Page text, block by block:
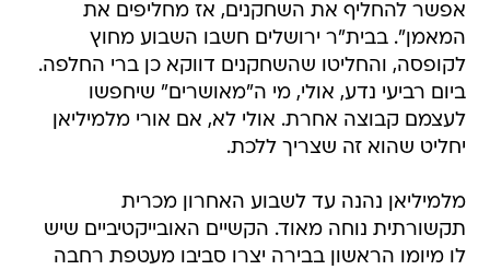
אפשר להחליף את השחקנים, אז מחליפים את
המאמן". בבית"ר ירושלים חשבו השבוע מחוץ
לקופסה, והחליטו שהשחקנים דווקא כן ברי החלפה.
ביום רביעי נדע, אולי, מי ה"מאושרים" שיחפשו
לעצמם קבוצה אחרת. אולי לא, אם אורי מלמיליאן
יחליט שהוא זה שצריך ללכת.
מלמיליאן נהנה עד לשבוע האחרון מכרית
תקשורתית נוחה מאוד. הקשיים האובייקטיביים שיש
לו מיומו הראשון בבירה יצרו סביבו מעטפת רחבה